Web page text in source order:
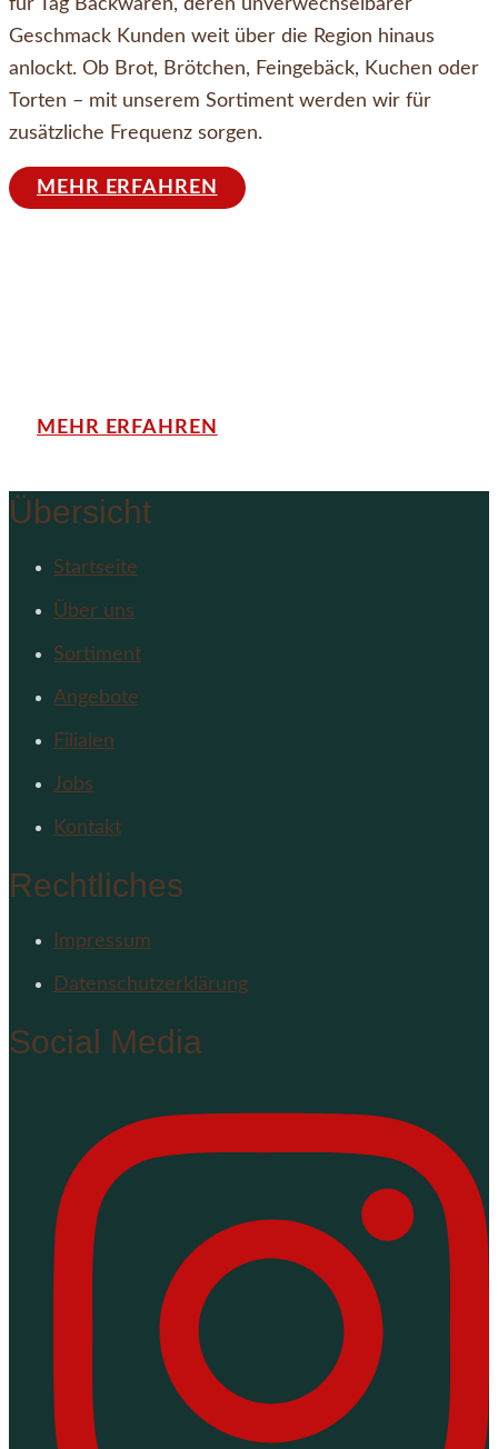
Geschmack Kunden weit über die Region hinaus
anlockt. Ob Brot, Brötchen, Feingebäck, Kuchen oder
Torten – mit unserem Sortiment werden wir für
zusätzliche Frequenz sorgen.
MEHR ERFAHREN
MEHR ERFAHREN
Übersicht
Startseite
Über uns
Sortiment
Angebote
Filialen
Jobs
Kontakt
Rechtliches
Impressum
Datenschutzerklärung
Social Media